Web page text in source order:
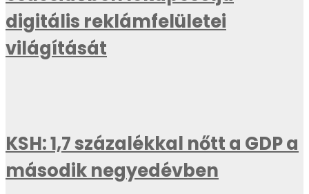
digitális reklámfelületei
világítását
KSH: 1,7 százalékkal nőtt a GDP a
második negyedévben